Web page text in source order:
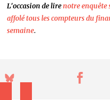
L'occasion de lirenotre enquête
affolé tous les compteurs du
semaine.